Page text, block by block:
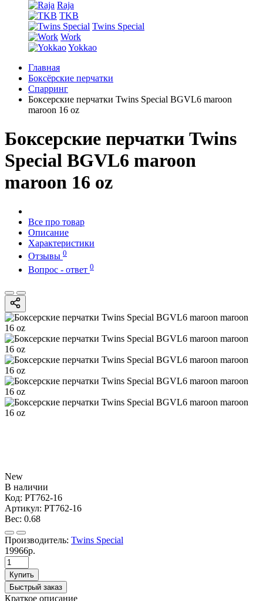
Raja
TKB
Twins Special
Work
Yokkao
Главная
Боксёрские перчатки
Спарринг
Боксерские перчатки Twins Special BGVL6 maroon
maroon 16 oz
Боксерские перчатки Twins
Special BGVL6 maroon
maroon 16 oz
Все про товар
Описание
Характеристики
Отзывы 0
Вопрос - ответ 0
New
В наличии
Код: PT762-16
Артикул: PT762-16
Вес: 0.68
Производитель: Twins Special
19966р.
Купить
Быстрый заказ
Краткое описание